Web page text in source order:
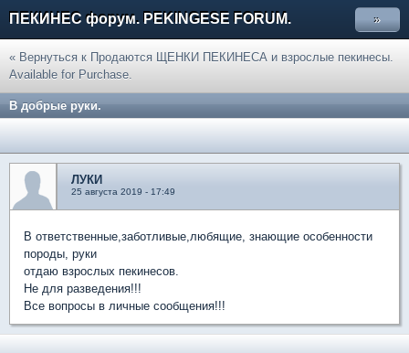
ПЕКИНЕС форум. PEKINGESE FORUM. »
« Вернуться к Продаются ЩЕНКИ ПЕКИНЕСА и взрослые пекинесы.
Available for Purchase.
В добрые руки.
ЛУКИ
25 августа 2019 - 17:49
В ответственные,заботливые,любящие, знающие особенности
породы, руки
отдаю взрослых пекинесов.
Не для разведения!!!
Все вопросы в личные сообщения!!!